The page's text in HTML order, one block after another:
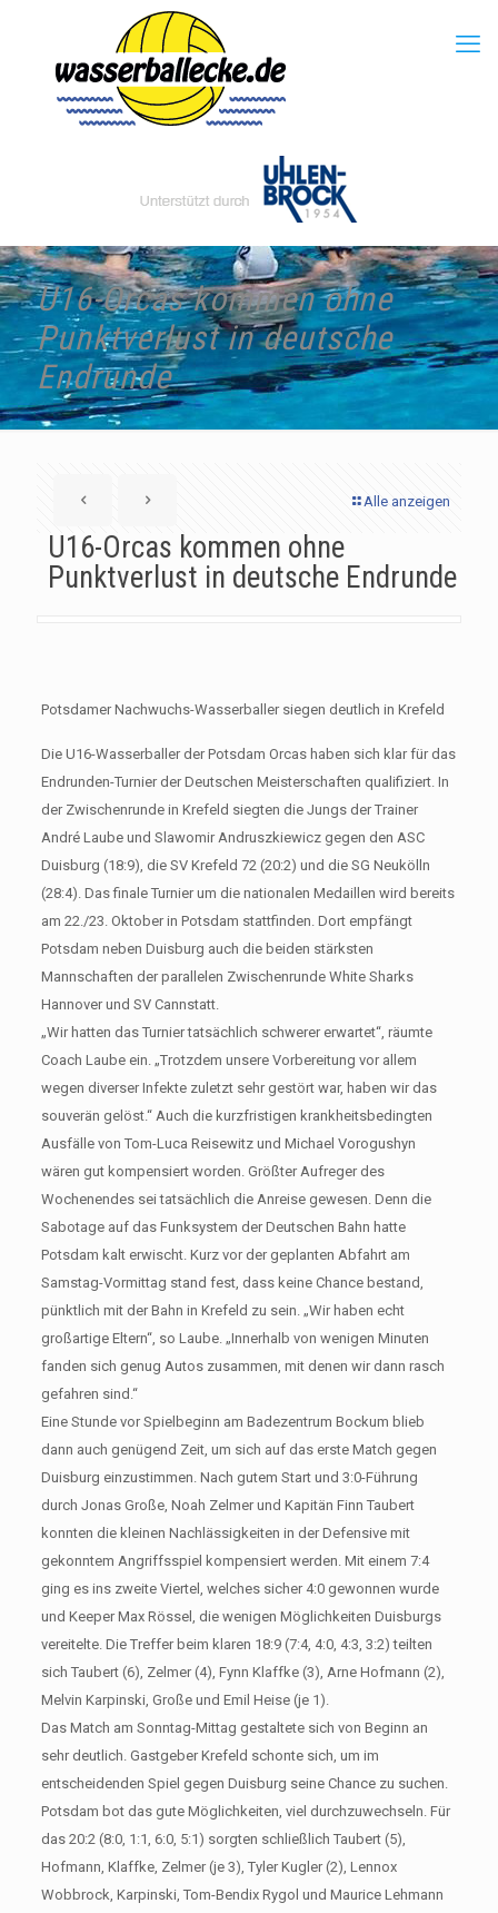
U16-Orcas kommen ohne
Punktverlust in deutsche
Endrunde
Alle anzeigen
U16-Orcas kommen ohne
Punktverlust in deutsche Endrunde
Potsdamer Nachwuchs-Wasserballer siegen deutlich in Krefeld
Die U16-Wasserballer der Potsdam Orcas haben sich klar für das
Endrunden-Turnier der Deutschen Meisterschaften qualifiziert. In
der Zwischenrunde in Krefeld siegten die Jungs der Trainer
André Laube und Slawomir Andruszkiewicz gegen den ASC
Duisburg (18:9), die SV Krefeld 72 (20:2) und die SG Neukölln
(28:4). Das finale Turnier um die nationalen Medaillen wird bereits
am 22./23. Oktober in Potsdam stattfinden. Dort empfängt
Potsdam neben Duisburg auch die beiden stärksten
Mannschaften der parallelen Zwischenrunde White Sharks
Hannover und SV Cannstatt.
„Wir hatten das Turnier tatsächlich schwerer erwartet“, räumte
Coach Laube ein. „Trotzdem unsere Vorbereitung vor allem
wegen diverser Infekte zuletzt sehr gestört war, haben wir das
souverän gelöst.“ Auch die kurzfristigen krankheitsbedingten
Ausfälle von Tom-Luca Reisewitz und Michael Vorogushyn
wären gut kompensiert worden. Größter Aufreger des
Wochenendes sei tatsächlich die Anreise gewesen. Denn die
Sabotage auf das Funksystem der Deutschen Bahn hatte
Potsdam kalt erwischt. Kurz vor der geplanten Abfahrt am
Samstag-Vormittag stand fest, dass keine Chance bestand,
pünktlich mit der Bahn in Krefeld zu sein. „Wir haben echt
großartige Eltern“, so Laube. „Innerhalb von wenigen Minuten
fanden sich genug Autos zusammen, mit denen wir dann rasch
gefahren sind.“
Eine Stunde vor Spielbeginn am Badezentrum Bockum blieb
dann auch genügend Zeit, um sich auf das erste Match gegen
Duisburg einzustimmen. Nach gutem Start und 3:0-Führung
durch Jonas Große, Noah Zelmer und Kapitän Finn Taubert
konnten die kleinen Nachlässigkeiten in der Defensive mit
gekonntem Angriffsspiel kompensiert werden. Mit einem 7:4
ging es ins zweite Viertel, welches sicher 4:0 gewonnen wurde
und Keeper Max Rössel, die wenigen Möglichkeiten Duisburgs
vereitelte. Die Treffer beim klaren 18:9 (7:4, 4:0, 4:3, 3:2) teilten
sich Taubert (6), Zelmer (4), Fynn Klaffke (3), Arne Hofmann (2),
Melvin Karpinski, Große und Emil Heise (je 1).
Das Match am Sonntag-Mittag gestaltete sich von Beginn an
sehr deutlich. Gastgeber Krefeld schonte sich, um im
entscheidenden Spiel gegen Duisburg seine Chance zu suchen.
Potsdam bot das gute Möglichkeiten, viel durchzuwechseln. Für
das 20:2 (8:0, 1:1, 6:0, 5:1) sorgten schließlich Taubert (5),
Hofmann, Klaffke, Zelmer (je 3), Tyler Kugler (2), Lennox
Wobbrock, Karpinski, Tom-Bendix Rygol und Maurice Lehmann